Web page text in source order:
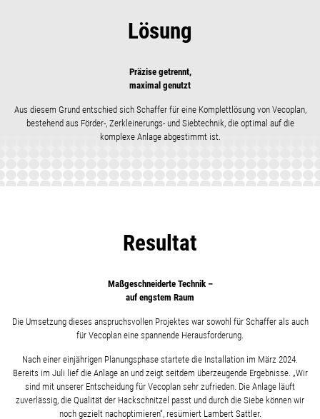
Lösung
Präzise getrennt,
maximal genutzt
Aus diesem Grund entschied sich Schaffer für eine Komplettlösung von Vecoplan,
bestehend aus Förder-, Zerkleinerungs- und Siebtechnik, die optimal auf die
komplexe Anlage abgestimmt ist.
Resultat
Maßgeschneiderte Technik –
auf engstem Raum
Die Umsetzung dieses anspruchsvollen Projektes war sowohl für Schaffer als auch
für Vecoplan eine spannende Herausforderung.
Nach einer einjährigen Planungsphase startete die Installation im März 2024.
Bereits im Juli lief die Anlage an und zeigt seitdem überzeugende Ergebnisse. „Wir
sind mit unserer Entscheidung für Vecoplan sehr zufrieden. Die Anlage läuft
zuverlässig, die Qualität der Hackschnitzel passt und durch die Siebe können wir
noch gezielt nachoptimieren“, resümiert Lambert Sattler.